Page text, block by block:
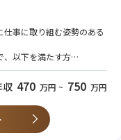
事に取り組む姿勢のある
、以下を満たす方
有する方
験
収 470 万円 ~ 750 万円